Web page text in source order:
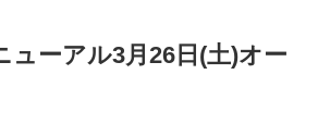
ューアル3月26日(土)オー